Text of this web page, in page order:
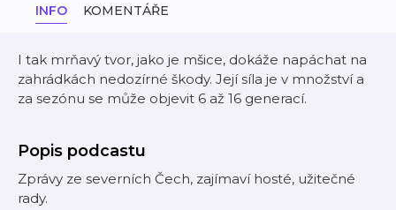
INFO KOMENTÁŘE
I tak mrňavý tvor, jako je mšice, dokáže napáchat na
zahrádkách nedozírné škody. Její síla je v množství a
za sezónu se může objevit 6 až 16 generací.
Popis podcastu
Zprávy ze severních Čech, zajímaví hosté, užitečné
rady.